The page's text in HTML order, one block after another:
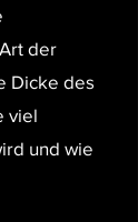
der
Dicke des
viel
und wie